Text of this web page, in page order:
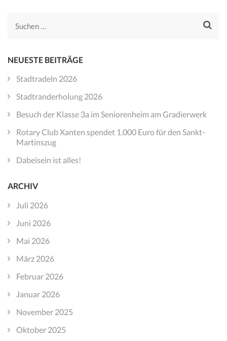
Suchen
NEUESTE BEITRÄGE
Stadtradeln 2026
Stadtranderholung 2026
Besuch der Klasse 3a im Seniorenheim am Gradierwerk
Rotary Club Xanten spendet 1.000 Euro für den Sankt-
Martinszug
Dabeisein ist alles!
ARCHIV
Juli 2026
Juni 2026
Mai 2026
März 2026
Februar 2026
Januar 2026
November 2025
Oktober 2025